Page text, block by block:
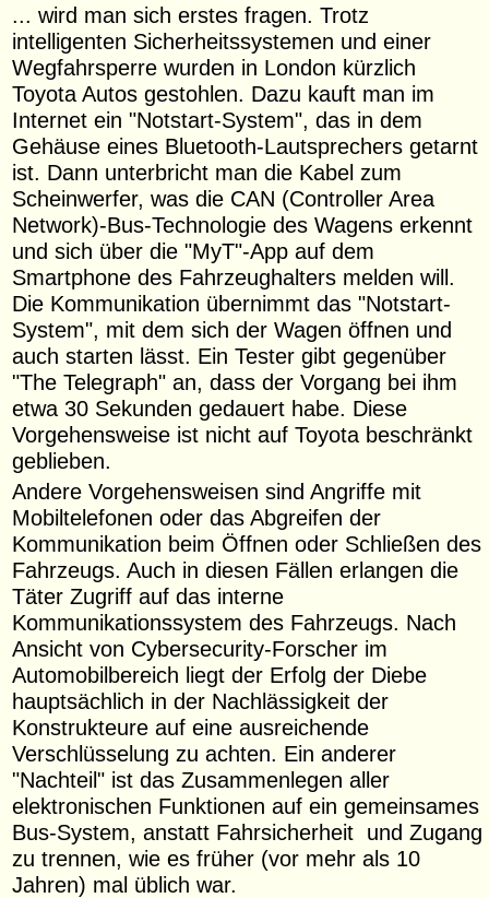
... wird man sich erstes fragen. Trotz
intelligenten Sicherheitssystemen und einer
Wegfahrsperre wurden in London kürzlich
Toyota Autos gestohlen. Dazu kauft man im
Internet ein "Notstart-System", das in dem
Gehäuse eines Bluetooth-Lautsprechers getarnt
ist. Dann unterbricht man die Kabel zum
Scheinwerfer, was die CAN (Controller Area
Network)-Bus-Technologie des Wagens erkennt
und sich über die "MyT"-App auf dem
Smartphone des Fahrzeughalters melden will.
Die Kommunikation übernimmt das "Notstart-
System", mit dem sich der Wagen öffnen und
auch starten lässt. Ein Tester gibt gegenüber
"The Telegraph" an, dass der Vorgang bei ihm
etwa 30 Sekunden gedauert habe. Diese
Vorgehensweise ist nicht auf Toyota beschränkt
geblieben.
Andere Vorgehensweisen sind Angriffe mit
Mobiltelefonen oder das Abgreifen der
Kommunikation beim Öffnen oder Schließen des
Fahrzeugs. Auch in diesen Fällen erlangen die
Täter Zugriff auf das interne
Kommunikationssystem des Fahrzeugs. Nach
Ansicht von Cybersecurity-Forscher im
Automobilbereich liegt der Erfolg der Diebe
hauptsächlich in der Nachlässigkeit der
Konstrukteure auf eine ausreichende
Verschlüsselung zu achten. Ein anderer
"Nachteil" ist das Zusammenlegen aller
elektronischen Funktionen auf ein gemeinsames
Bus-System, anstatt Fahrsicherheit und Zugang
zu trennen, wie es früher (vor mehr als 10
Jahren) mal üblich war.